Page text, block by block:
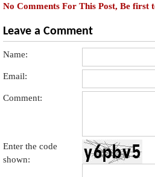
No Comments For This Post, Be first
Leave a Comment
Name:
Email:
Comment:
Enter the code
shown: